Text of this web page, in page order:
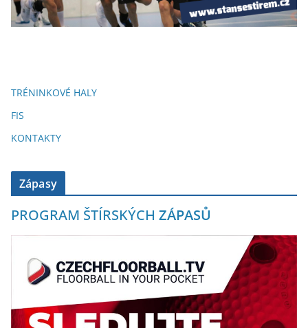
TRÉNINKOVÉ HALY
FIS
KONTAKTY
Zápasy
PROGRAM ŠTÍRSKÝCH ZÁPASŮ